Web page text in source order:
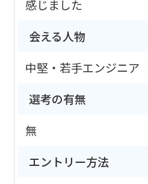
感じました
会える人物
中堅・若手エンジニア
選考の有無
無
エントリー方法